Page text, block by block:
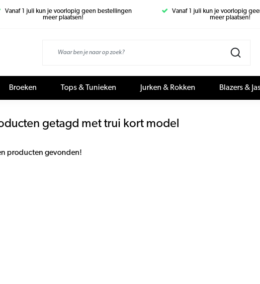
Vanaf 1 juli kun je voorlopig geen bestellingen
meer plaatsen!
Vanaf 1 juli kun je voorlopig
meer plaatsen!
Broeken Tops & Tunieken Jurken & Rokken Blazers &
getagd met trui kort model
producten gevonden!